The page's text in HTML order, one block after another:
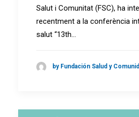
Salut i Comunitat (FSC), ha
recentment a la conferència
salut “13th…
by Fundación Salud y